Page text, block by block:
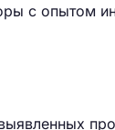
с опытом